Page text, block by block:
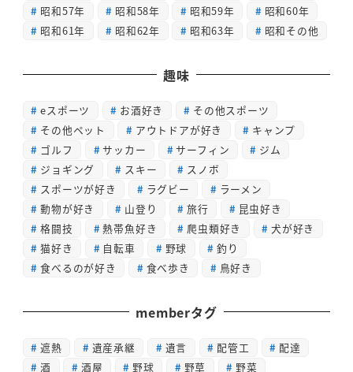
昭和57年
昭和58年 昭和59年
昭和60年
昭和61年
昭和62年 昭和63年 昭和その他
趣味
eスポーツ お酒好き
その他スポーツ
その他ペット
アウトドアが好き
キャンプ
ゴルフ
サッカー サーフィン
ジム
ジョギング
スキー
スノボ
スポーツが好き
ラグビー
ラーメン
動物が好き
山登り 旅行
昆虫好き
格闘技
熱帯魚好き 爬虫類好き
犬が好き
猫好き
自転車 野球
釣り
食べるのが好き
食べ歩き 鳥好き
memberタグ
遮熱 遺産承継 遺言 配管工
配達
酒
酒屋 野球 野草 野菜